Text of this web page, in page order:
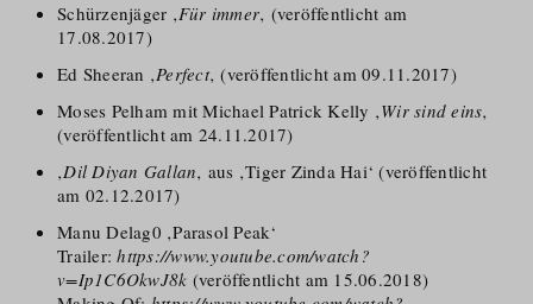
Schürzenjäger ‚Für immer‚ (veröffentlicht am
17.08.2017)
Ed Sheeran ‚Perfect‚ (veröffentlicht am 09.11.2017)
Moses Pelham mit Michael Patrick Kelly ‚Wir sind eins‚
(veröffentlicht am 24.11.2017)
‚Dil Diyan Gallan‚ aus ‚Tiger Zinda Hai‘ (veröffentlicht
am 02.12.2017)
Manu Delag0 ‚Parasol Peak‘
Trailer: https://www.youtube.com/watch?
v=Ip1C6OkwJ8k (veröffentlicht am 15.06.2018)